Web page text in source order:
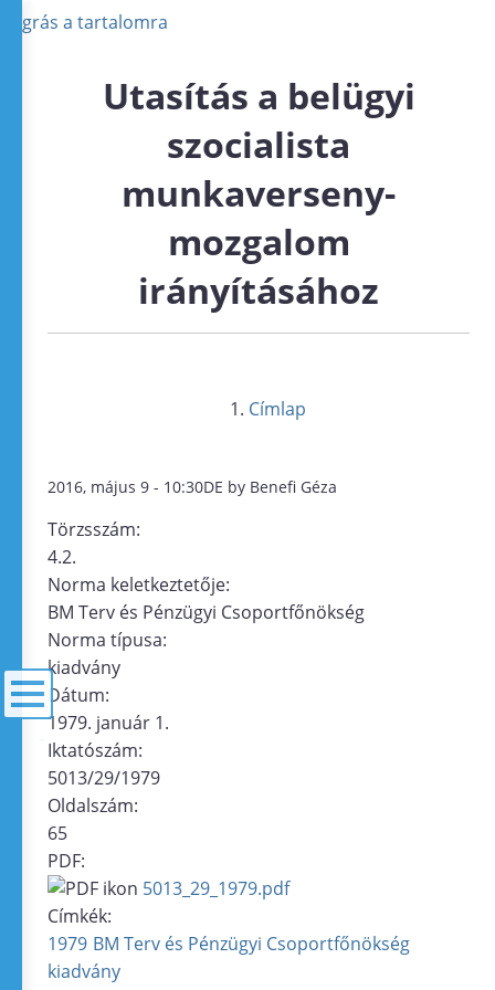
Ugrás a tartalomra
Utasítás a belügyi
szocialista
munkaverseny-
mozgalom
irányításához
Címlap
2016, május 9 - 10:30DE by Benefi Géza
Törzsszám:
4.2.
Norma keletkeztetője:
BM Terv és Pénzügyi Csoportfőnökség
Norma típusa:
kiadvány
Dátum:
1979. január 1.
Iktatószám:
5013/29/1979
Oldalszám:
65
PDF:
5013_29_1979.pdf
Címkék:
1979 BM Terv és Pénzügyi Csoportfőnökség
kiadvány